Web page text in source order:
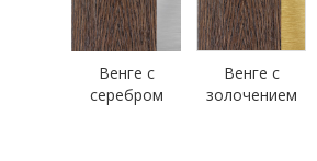
Венге с
серебром
Венге с
золочением